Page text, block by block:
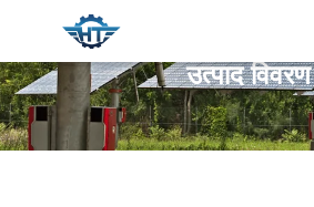
उत्पाद विवरण